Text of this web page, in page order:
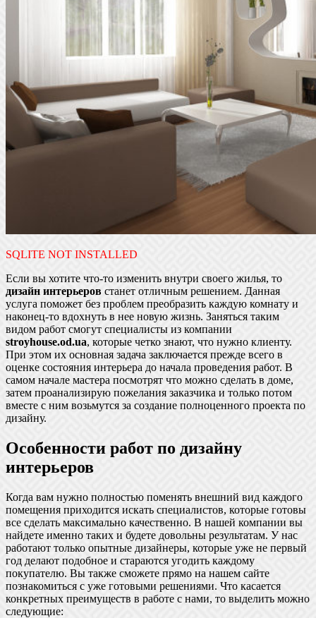
SQLITE NOT INSTALLED
Если вы хотите что-то изменить внутри своего жилья, то
дизайн интерьеров станет отличным решением. Данная
услуга поможет без проблем преобразить каждую комнату и
наконец-то вдохнуть в нее новую жизнь. Заняться таким
видом работ смогут специалисты из компании
stroyhouse.od.ua, которые четко знают, что нужно клиенту.
При этом их основная задача заключается прежде всего в
оценке состояния интерьера до начала проведения работ. В
самом начале мастера посмотрят что можно сделать в доме,
затем проанализирую пожелания заказчика и только потом
вместе с ним возьмутся за создание полноценного проекта по
дизайну.
Особенности работ по дизайну
интерьеров
Когда вам нужно полностью поменять внешний вид каждого
помещения приходится искать специалистов, которые готовы
все сделать максимально качественно. В нашей компании вы
найдете именно таких и будете довольны результатам. У нас
работают только опытные дизайнеры, которые уже не первый
год делают подобное и стараются угодить каждому
покупателю. Вы также сможете прямо на нашем сайте
познакомиться с уже готовыми решениями. Что касается
конкретных преимуществ в работе с нами, то выделить можно
следующие: